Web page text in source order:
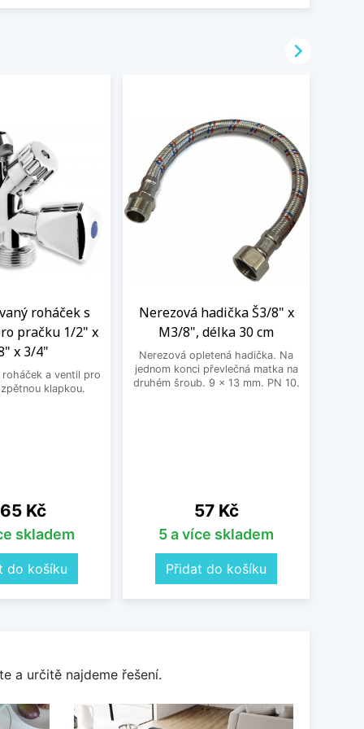
roháček s
pračku 1/2" x
x 3/4"
roháček a ventil pro
klapkou.
Kč
skladem
do košíku
Nerezová hadička Š3/8" x
M3/8", délka 30 cm
Nerezová opletená hadička. Na
jednom konci převlečná matka na
druhém šroub. 9 x 13 mm. PN 10.
Cena
57 Kč
5 a více skladem
Přidat do košíku

a určitě najdeme řešení.